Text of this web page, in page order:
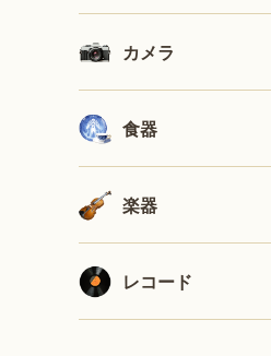
カメラ
食器
楽器
レコード